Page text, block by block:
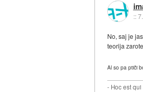
::
No, saj je
teorija
Al so pa ptiči
- Hoc est